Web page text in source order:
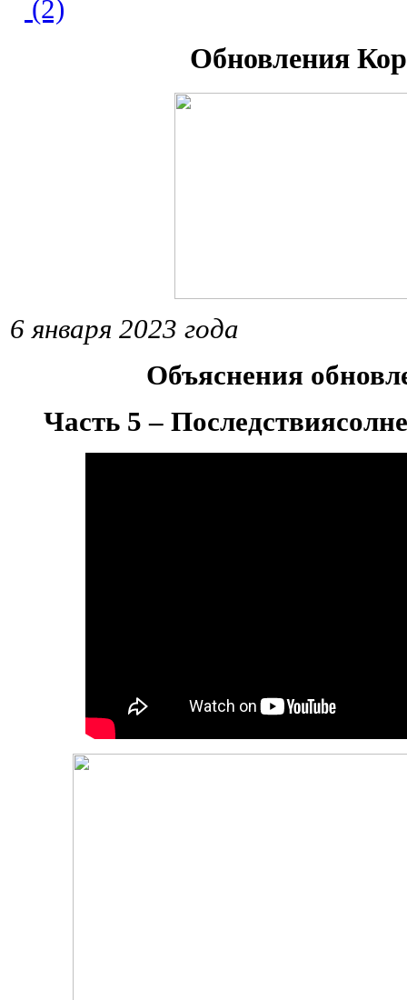
(2)
Обновления
6 января 2023 года
Объяснения
Часть 5 –